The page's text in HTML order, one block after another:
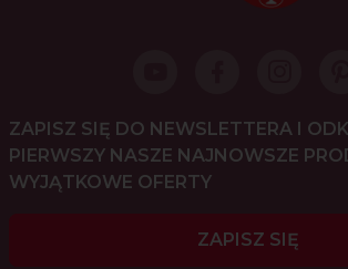
ZAPISZ SIĘ DO NEWSLETTERA I
PIERWSZY NASZE NAJNOWSZE
WYJĄTKOWE OFERTY
ZAPISZ SIĘ